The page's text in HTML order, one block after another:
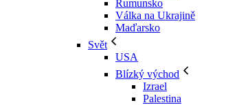
Rumunsko
Válka na Ukrajině
Maďarsko
Svět
USA
Blízký východ
Izrael
Palestina